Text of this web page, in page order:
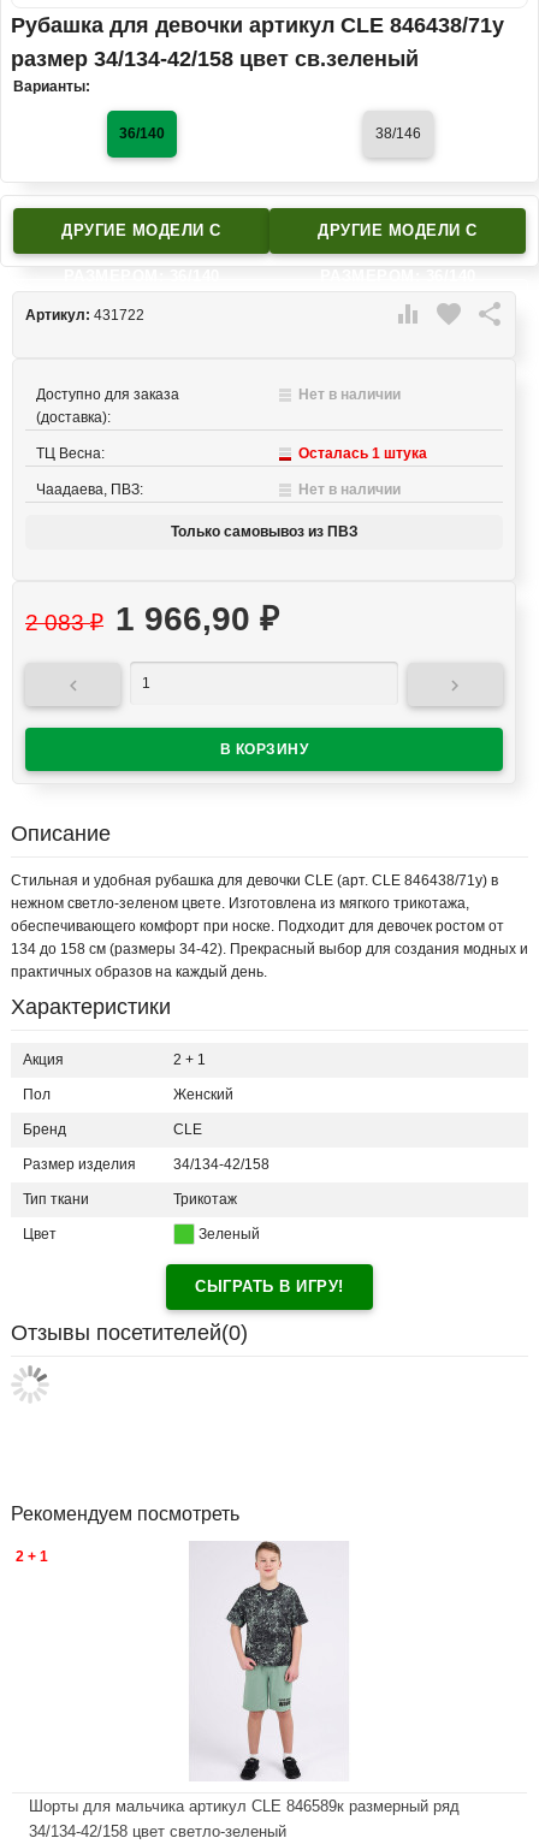
Рубашка для девочки артикул CLE 846438/71у
размер 34/134-42/158 цвет св.зеленый
Варианты:
36/140 38/146
ДРУГИЕ МОДЕЛИ C ДРУГИЕ МОДЕЛИ C
 favorite 
Артикул: 431722
Доступно для заказа
(доставка):
Нет в наличии
ТЦ Весна: Осталась 1 штука
Чаадаева, ПВЗ: Нет в наличии
Только самовывоз из ПВЗ
2 083₽ 1 966,90 ₽
 
Описание
Стильная и удобная рубашка для девочки CLE (арт. CLE 846438/71у) в
нежном светло-зеленом цвете. Изготовлена из мягкого трикотажа,
обеспечивающего комфорт при носке. Подходит для девочек ростом от
134 до 158 см (размеры 34-42). Прекрасный выбор для создания модных и
практичных образов на каждый день.
Характеристики
Акция 2 + 1
Пол Женский
Бренд CLE
Размер изделия 34/134-42/158
Тип ткани Трикотаж
Цвет Зеленый
СЫГРАТЬ В ИГРУ!
Отзывы посетителей(0)
Рекомендуем посмотреть
2 + 1
Шорты для мальчика артикул CLE 846589к размерный ряд
34/134-42/158 цвет светло-зеленый